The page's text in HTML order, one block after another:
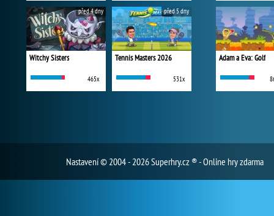
Witchy Sisters
465x
před 4 dny
Tennis Masters 2026
531x
před 5 dny
Adam a Eva: Golf
Nastavení© 2004 - 2026 Superhry.cz ® - Online hry zdarma